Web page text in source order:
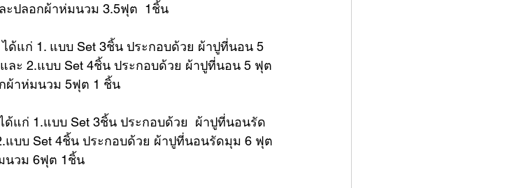
ปลอกผ้าห่มนวม 3.5ฟุต  1ชิ้น
ด้แก่ 1. แบบ Set 3ชิ้น ประกอบด้วย ผ้าปูที่นอน 5
ะ 2.แบบ Set 4ชิ้น ประกอบด้วย ผ้าปูที่นอน 5 ฟุต
ผ้าห่มนวม 5ฟุต 1 ชิ้น
ด้แก่ 1.แบบ Set 3ชิ้น ประกอบด้วย  ผ้าปูที่นอนรัด
บบ Set 4ชิ้น ประกอบด้วย ผ้าปูที่นอนรัดมุม 6 ฟุต
นวม 6ฟุต 1ชิ้น